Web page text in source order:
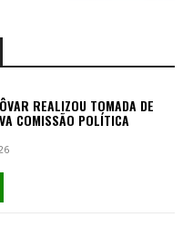
REALIZOU TOMADA DE
COMISSÃO POLÍTICA